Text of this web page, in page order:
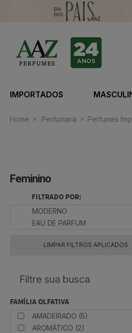
IMPORTADOS
Home Perfumaria Perfumes
Feminino
FILTRADO POR:
MODERNO
EAU DE PARFUM
LIMPAR FILTROS APLICADOS
FAMÍLIA OLFATIVA
AMADEIRADO (5)
AROMÁTICO (2)